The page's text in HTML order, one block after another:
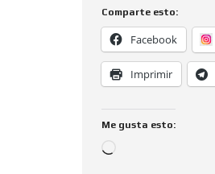
Comparte esto:
Facebook
Imprimir
Me gusta esto: